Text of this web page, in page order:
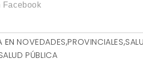
Facebook
ENNOVEDADES,PROVINCIALES,
PÚBLICA